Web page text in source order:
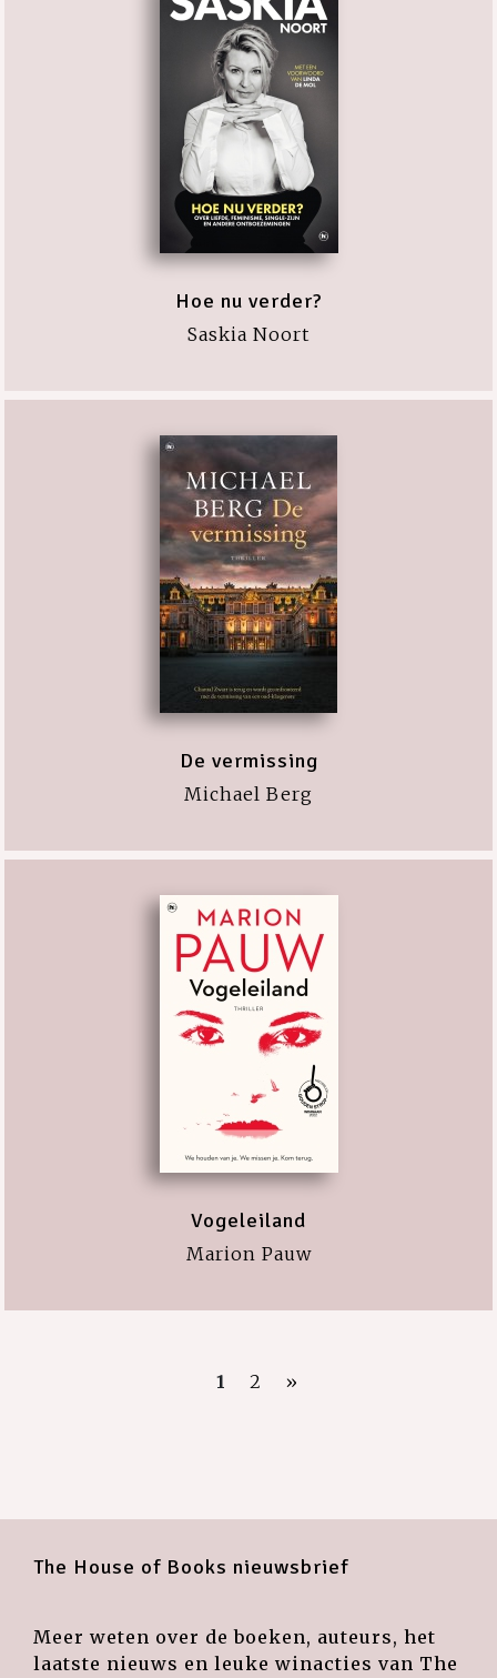
Hoe nu verder?
Saskia Noort
De vermissing
Michael Berg
Vogeleiland
Marion Pauw
1 2 »
The House of Books nieuwsbrief
Meer weten over de boeken, auteurs, het
laatste nieuws en leuke winacties van The